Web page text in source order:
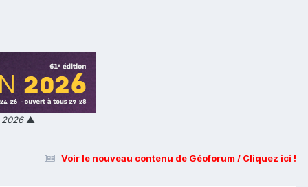
▲
Voir le nouveau contenu de Géoforum / Cliquez ici !